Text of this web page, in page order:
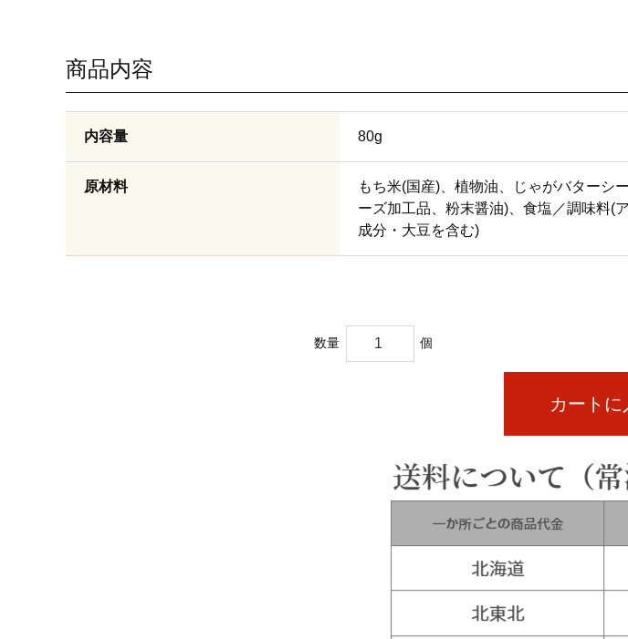
商品内容
内容量 80g
原材料
もち米(国産)、植物油、じゃがバターシ
ーズ加工品、粉末醤油)、食塩／調味料(
成分・大豆を含む)
カートに